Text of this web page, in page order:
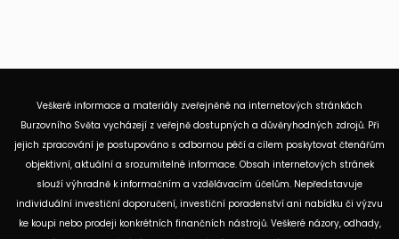
Veškeré informace a materiály zveřejněné na internetových stránkách
Burzovního Světa vycházejí z veřejně dostupných a důvěryhodných zdrojů. Při
jejich zpracování je postupováno s odbornou péčí a cílem poskytovat čtenářům
objektivní, aktuální a srozumitelné informace. Obsah internetových stránek
slouží výhradně k informačním a vzdělávacím účelům. Nepředstavuje
individuální investiční doporučení, investiční poradenství ani nabídku či výzvu
ke koupi nebo prodeji konkrétních finančních nástrojů. Veškeré názory, odhady,